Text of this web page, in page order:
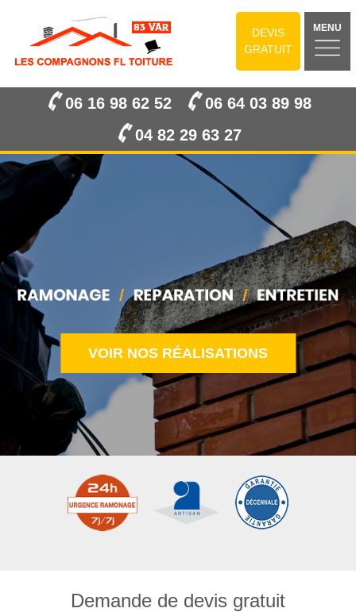
DEVIS
GRATUIT
MENU
06 16 98 62 52
06 64 03 89 98
04 82 29 63 27
VOIR NOS RÉALISATIONS
Demande de devis gratuit